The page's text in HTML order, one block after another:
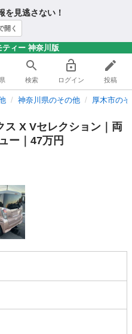
を見逃さない！
開く
ィー 神奈川版
検索 ログイン 投稿
神奈川県のその他 厚木市の
ス X Vセレクション｜両
ー｜47万円